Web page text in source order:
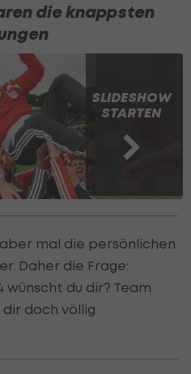
die knappsten
SLIDESHOW
STARTEN
mal die persönlichen
Daher die Frage:
wünscht du dir? Team
dir doch völlig